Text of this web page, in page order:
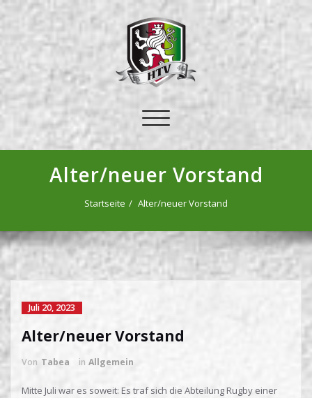
Schalte
Alter/neuer Vorstand
Startseite Alter/neuer Vorstand
Juli 20, 2023
Alter/neuer Vorstand
Von Tabea in Allgemein
Mitte Juli war es soweit: Es traf sich die Abteilung Rugby einer